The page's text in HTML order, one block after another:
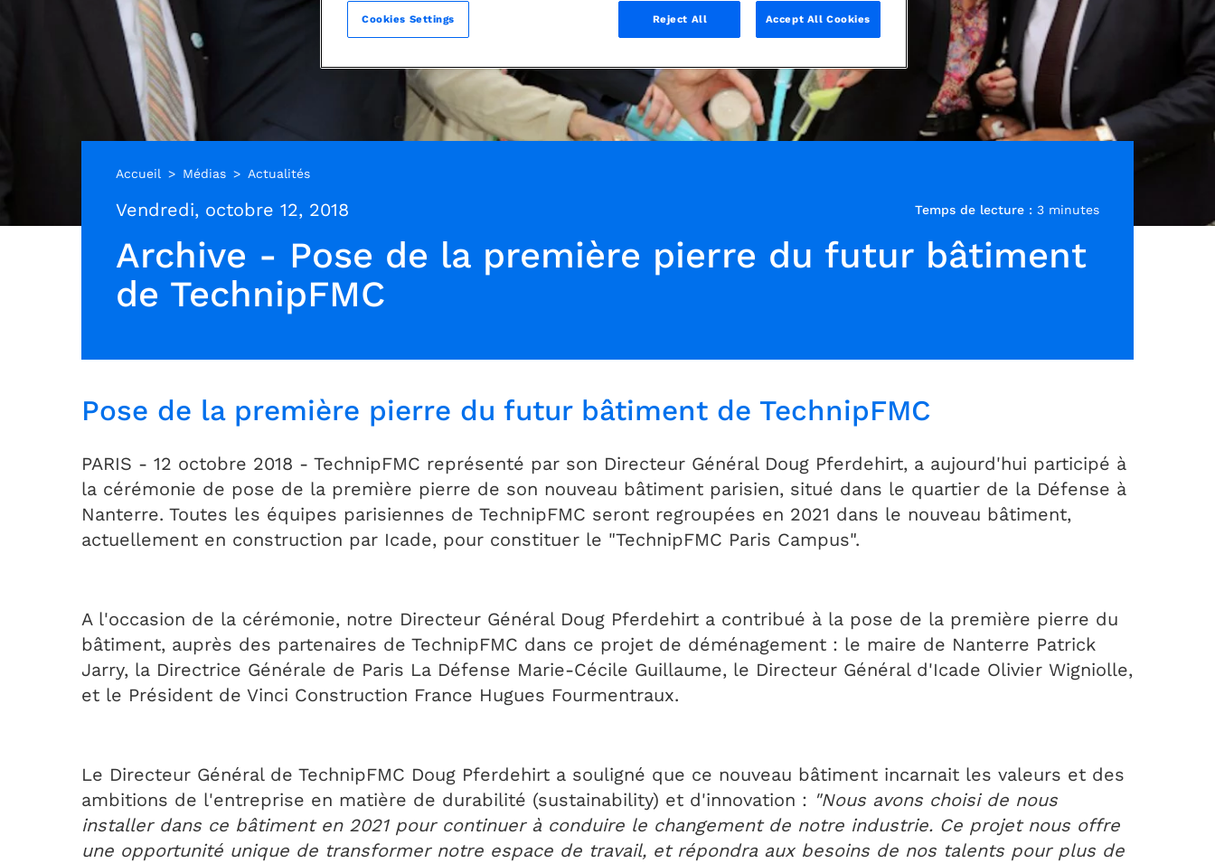
Accueil Médias Actualités
Vendredi, octobre 12, 2018 Temps de lecture : 3 minutes
Archive - Pose de la première pierre du futur bâtiment
de TechnipFMC​
Pose de la première pierre du futur bâtiment de TechnipFMC​
PARIS - 12 octobre 2018 - TechnipFMC représenté par son Directeur Général Doug Pferdehirt, a aujourd'hui participé à
la cérémonie de pose de la première pierre de son nouveau bâtiment parisien, situé dans le quartier de la Défense à
Nanterre. Toutes les équipes parisiennes de TechnipFMC seront regroupées en 2021 dans le nouveau bâtiment,
actuellement en construction par Icade, pour constituer le "TechnipFMC Paris Campus".
A l'occasion de la cérémonie, notre Directeur Général Doug Pferdehirt a contribué à la pose de la première pierre du
bâtiment, auprès des partenaires de TechnipFMC dans ce projet de déménagement : le maire de Nanterre Patrick
Jarry, la Directrice Générale de Paris La Défense Marie-Cécile Guillaume, le Directeur Général d'Icade Olivier Wigniolle,
et le Président de Vinci Construction France Hugues Fourmentraux.
Le Directeur Général de TechnipFMC Doug Pferdehirt a souligné que ce nouveau bâtiment incarnait les valeurs et des
ambitions de l'entreprise en matière de durabilité (sustainability) et d'innovation : "Nous avons choisi de nous
installer dans ce bâtiment en 2021 pour continuer à conduire le changement de notre industrie. Ce projet nous offre
une opportunité unique de transformer notre espace de travail, et répondra aux besoins de nos talents pour plus de
Reject All Accept All Cookies
Cookies Settings